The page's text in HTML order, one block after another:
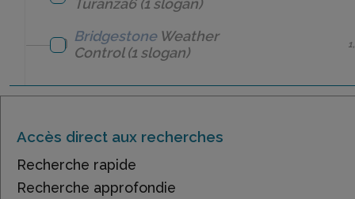
Bridgestone Weather
Control(1 slogan)
Accès direct aux recherches
Recherche rapide
Recherche approfondie